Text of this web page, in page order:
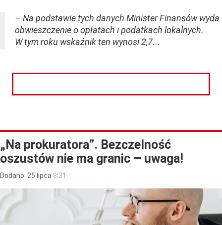
– Na podstawie tych danych Minister Finansów wyda
obwieszczenie o opłatach i podatkach lokalnych.
W tym roku wskaźnik ten wynosi 2,7...
„Na prokuratora”. Bezczelność
oszustów nie ma granic – uwaga!
Dodano: 25 lipca 8:31